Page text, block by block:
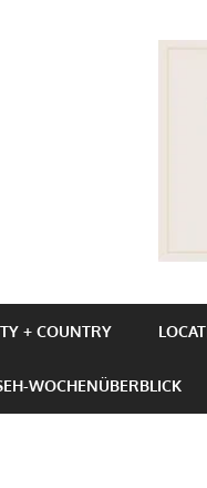
+ COUNTRY
WOCHENÜBERBLICK